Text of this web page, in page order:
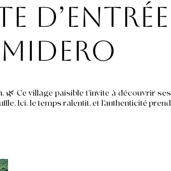
d’entrée
🌿 Ce village paisible t’invite à découvrir ses
Ici, le temps ralentit, et l’authenticité prend